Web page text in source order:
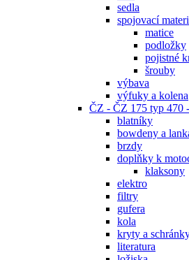
sedla
spojovací
matice
podložky
pojistné
šrouby
výbava
výfuky a kolena
ČZ - ČZ 175 typ 470
blatníky
bowdeny a
brzdy
doplňky k
klaksony
elektro
filtry
gufera
kola
kryty a
literatura